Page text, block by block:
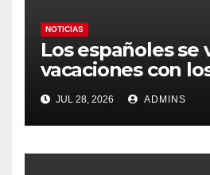
NOTICIAS
Los españoles se
vacaciones con
carburantes hasta
más caros que el
y los hoteles
JUL 28, 2026 ADMINS